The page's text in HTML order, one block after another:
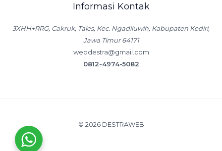
Informasi Kontak
3XHH+RRG, Cakruk, Tales, Kec. Ngadiluwih, Kabupaten Kediri,
Jawa Timur 64171
webdestra@gmail.com
0812-4974-5082
© 2026 DESTRAWEB